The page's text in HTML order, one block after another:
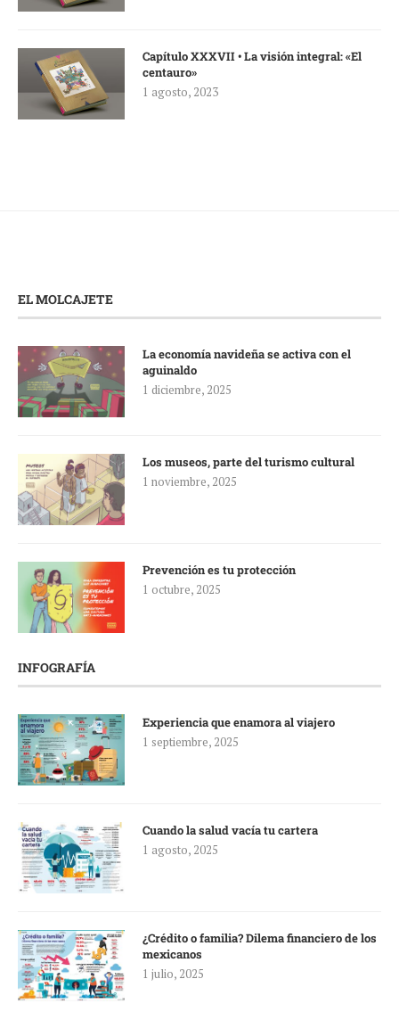
Capítulo XXXVII • La visión integral: «El
centauro»
1 agosto, 2023
EL MOLCAJETE
La economía navideña se activa con el
aguinaldo
1 diciembre, 2025
Los museos, parte del turismo cultural
1 noviembre, 2025
Prevención es tu protección
1 octubre, 2025
INFOGRAFÍA
Experiencia que enamora al viajero
1 septiembre, 2025
Cuando la salud vacía tu cartera
1 agosto, 2025
¿Crédito o familia? Dilema financiero de los
mexicanos
1 julio, 2025